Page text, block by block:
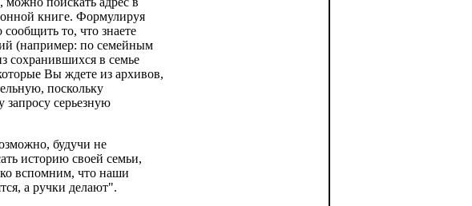
книге. Формулируя
то, что знаете
(например: по семейным
сохранившихся в семье
Вы ждете из архивов,
поскольку
серьезную
будучи не
историю своей семьи,
вспомним, что наши
а ручки делают".